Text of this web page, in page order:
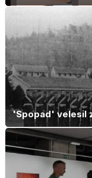
'Spopad' velesil